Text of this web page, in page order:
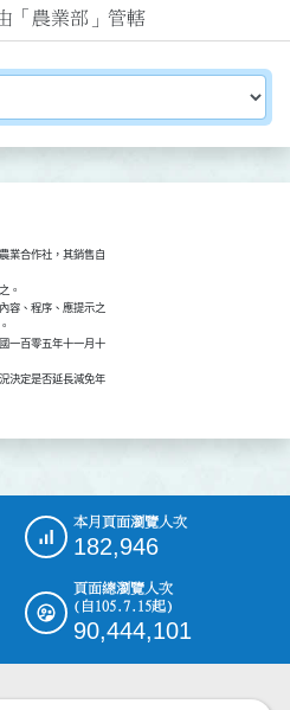
「農業部」管轄
業合作社，其銷售自
。
容、程序、應提示之
一百零五年十一月十
決定是否延長減免年
本月頁面瀏覽人次
182,946
頁面總瀏覽人次
(自105.7.15起)
90,444,101